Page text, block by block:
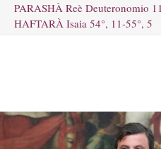
PARASHÀ Reè Deuteronomio
HAFTARÀ Isaia 54°, 11-55°, 5